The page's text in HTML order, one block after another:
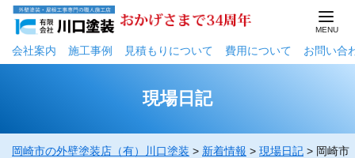
会社案内 施工事例 ⾒積もりについて 費用について お問い合
現場日記
岡崎市の外壁塗装店（有）川口塗装 > 新着情報 > 現場日記 > 岡崎